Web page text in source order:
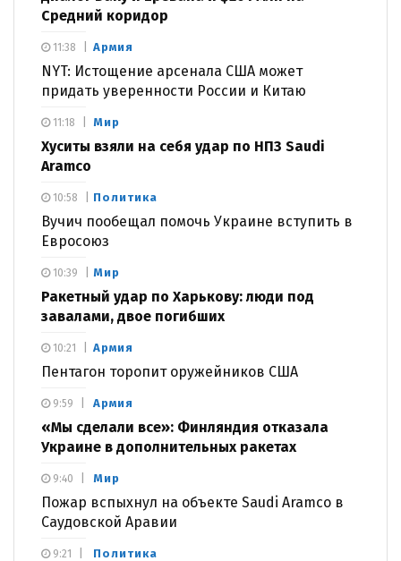
Средний коридор
Армия
NYT: Истощение арсенала США может
придать уверенности России и Китаю
11:38
Мир
Хуситы взяли на себя удар по НПЗ Saudi
Aramco
11:18
Политика
Вучич пообещал помочь Украине вступить в
Евросоюз
10:58
Мир
Ракетный удар по Харькову: люди под
завалами, двое погибших
10:39
Армия
Пентагон торопит оружейников США
10:21
Армия
«Мы сделали все»: Финляндия отказала
Украине в дополнительных ракетах
9:59
Мир
Пожар вспыхнул на объекте Saudi Aramco в
Саудовской Аравии
9:40
Политика
9:21